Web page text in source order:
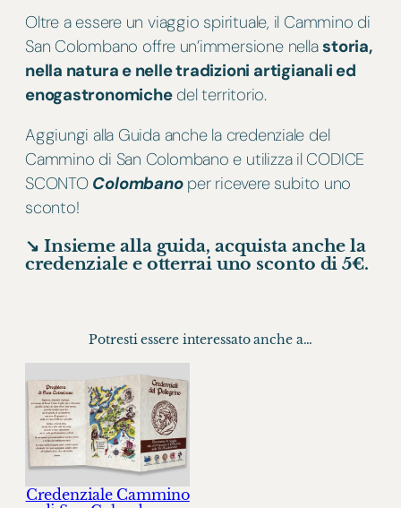
A
N
C
L
O
M
B
A
O
Oltre a essere un viaggio spirituale, il Cammino di
San Colombano offre un’immersione nellastoria,
nella natura e nelle tradizioni artigianali ed
enogastronomichedel territorio.
Aggiungi alla Guida anche la credenziale del
Cammino di San Colombano e utilizza il CODICE
SCONTO Colombanoper ricevere subito uno
sconto!
↘︎ Insieme alla guida, acquista anche la
credenziale e otterrai uno sconto di 5€.
Potresti essere interessato anche a…
Credenziale Cammino